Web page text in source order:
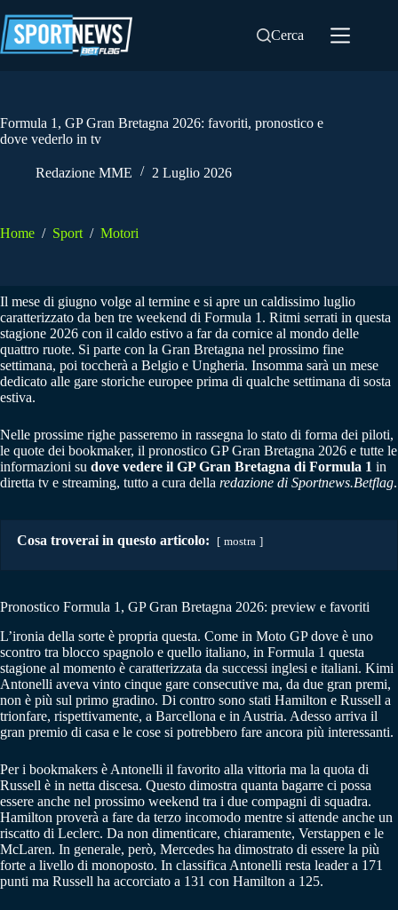
al
contenuto
Cerca
Formula 1, GP Gran Bretagna 2026: favoriti, pronostico e
dove vederlo in tv
Redazione MME 2 Luglio 2026
Home / Sport / Motori
Il mese di giugno volge al termine e si apre un caldissimo luglio
caratterizzato da ben tre weekend di Formula 1. Ritmi serrati in questa
stagione 2026 con il caldo estivo a far da cornice al mondo delle
quattro ruote. Si parte con la Gran Bretagna nel prossimo fine
settimana, poi toccherà a Belgio e Ungheria. Insomma sarà un mese
dedicato alle gare storiche europee prima di qualche settimana di sosta
estiva.
Nelle prossime righe passeremo in rassegna lo stato di forma dei piloti,
le quote dei bookmaker, il pronostico GP Gran Bretagna 2026 e tutte le
informazioni su dove vedere il GP Gran Bretagna di Formula 1 in
diretta tv e streaming, tutto a cura della redazione di Sportnews.Betflag.
Cosa troverai in questo articolo: mostra
Pronostico Formula 1, GP Gran Bretagna 2026: preview e favoriti
L’ironia della sorte è propria questa. Come in Moto GP dove è uno
scontro tra blocco spagnolo e quello italiano, in Formula 1 questa
stagione al momento è caratterizzata da successi inglesi e italiani. Kimi
Antonelli aveva vinto cinque gare consecutive ma, da due gran premi,
non è più sul primo gradino. Di contro sono stati Hamilton e Russell a
trionfare, rispettivamente, a Barcellona e in Austria. Adesso arriva il
gran premio di casa e le cose si potrebbero fare ancora più interessanti.
Per i bookmakers è Antonelli il favorito alla vittoria ma la quota di
Russell è in netta discesa. Questo dimostra quanta bagarre ci possa
essere anche nel prossimo weekend tra i due compagni di squadra.
Hamilton proverà a fare da terzo incomodo mentre si attende anche un
riscatto di Leclerc. Da non dimenticare, chiaramente, Verstappen e le
McLaren. In generale, però, Mercedes ha dimostrato di essere la più
forte a livello di monoposto. In classifica Antonelli resta leader a 171
punti ma Russell ha accorciato a 131 con Hamilton a 125.